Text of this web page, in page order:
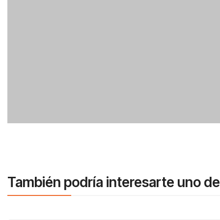
También podría interesarte uno